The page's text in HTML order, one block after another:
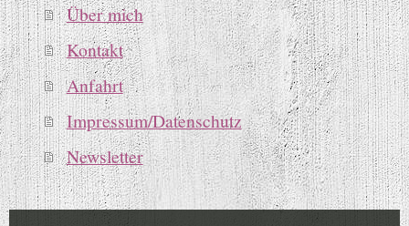
Über mich
Kontakt
Anfahrt
Impressum/Datenschutz
Newsletter